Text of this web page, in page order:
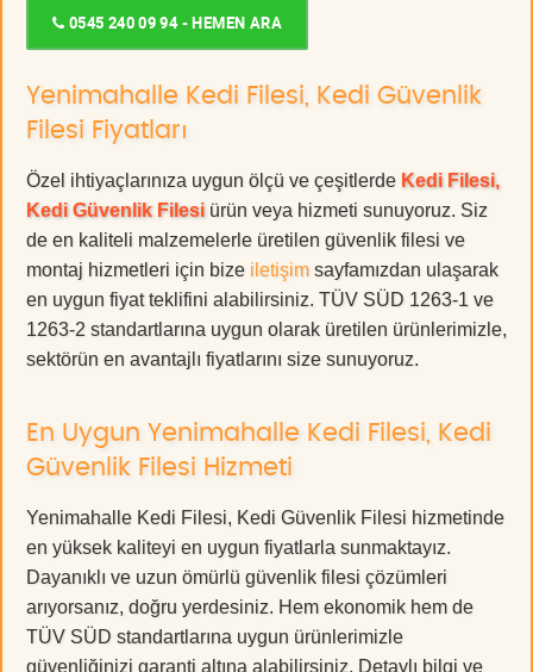
0545 240 09 94 - HEMEN ARA
Yenimahalle Kedi Filesi, Kedi Güvenlik
Filesi Fiyatları
Özel ihtiyaçlarınıza uygun ölçü ve çeşitlerde Kedi Filesi,
Kedi Güvenlik Filesi ürün veya hizmeti sunuyoruz. Siz
de en kaliteli malzemelerle üretilen güvenlik filesi ve
montaj hizmetleri için bize iletişim sayfamızdan ulaşarak
en uygun fiyat teklifini alabilirsiniz. TÜV SÜD 1263-1 ve
1263-2 standartlarına uygun olarak üretilen ürünlerimizle,
sektörün en avantajlı fiyatlarını size sunuyoruz.
En Uygun Yenimahalle Kedi Filesi, Kedi
Güvenlik Filesi Hizmeti
Yenimahalle Kedi Filesi, Kedi Güvenlik Filesi hizmetinde
en yüksek kaliteyi en uygun fiyatlarla sunmaktayız.
Dayanıklı ve uzun ömürlü güvenlik filesi çözümleri
arıyorsanız, doğru yerdesiniz. Hem ekonomik hem de
TÜV SÜD standartlarına uygun ürünlerimizle
güvenliğinizi garanti altına alabilirsiniz. Detaylı bilgi ve